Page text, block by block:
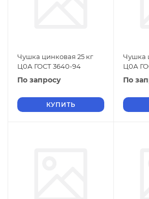
Чушка цинковая 25 кг
Ц0А ГОСТ 3640-94
По запросу
КУПИТЬ
Чушка
Ц0А
По